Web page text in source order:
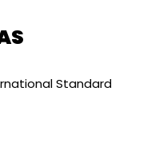
Standard